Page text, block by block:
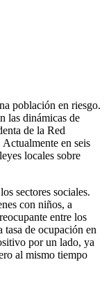
población en riesgo.
las dinámicas de
de la Red
Actualmente en seis
locales sobre
sectores sociales.
con niños, a
entre los
tasa de ocupación en
por un lado, ya
al mismo tiempo